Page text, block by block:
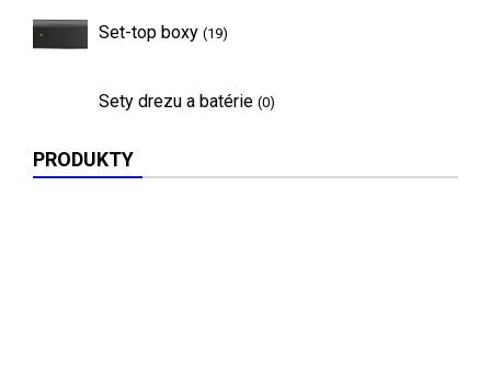
Set-top boxy (19)
Sety drezu a batérie (0)
PRODUKTY